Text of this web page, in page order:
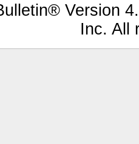
Version
Inc. All